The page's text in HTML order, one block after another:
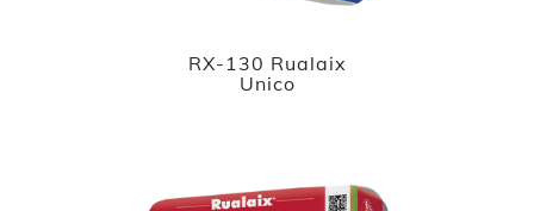
RX-130 Rualaix
Unico